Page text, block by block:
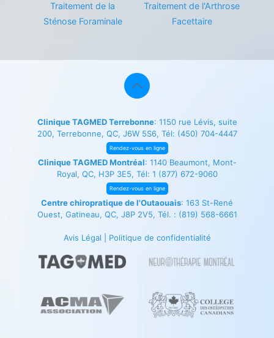
Traitement de la
Sténose Foraminale
Traitement de l'Arthrose
Facettaire
Clinique TAGMED Terrebonne: 1150 rue Lévis, suite
200, Terrebonne, QC, J6W 5S6, Tél: (450) 704-4447
Rendez-vous en ligne
Clinique TAGMED Montréal: 1140 Beaumont, Mont-
Royal, QC, H3P 3E5, Tél: 1 (877) 672-9060
Rendez-vous en ligne
Centre chiropratique de l'Outaouais: 163 St-René
Ouest, Gatineau, QC, J8P 2V5, Tél. : (819) 568-6661
Avis Légal Politique de confidentialité